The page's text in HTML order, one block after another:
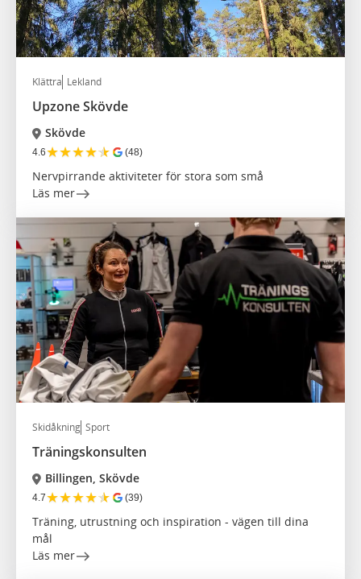
Klättra Lekland
Upzone Skövde
Skövde
4.6★★★★★ (48)
Nervpirrande aktiviteter för stora som små
Läs mer
Skidåkning Sport
Träningskonsulten
Billingen, Skövde
4.7★★★★★ (39)
Träning, utrustning och inspiration - vägen till dina
mål
Läs mer